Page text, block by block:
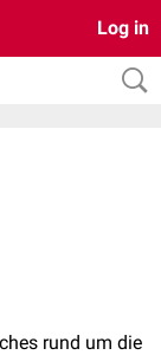
Log in
rund um die